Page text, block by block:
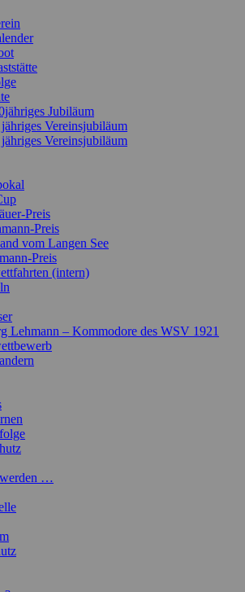
Jubiläum
Vereinsjubiläum
Vereinsjubiläum
Preis
Preis
vom Langen See
Preis
(intern)
Lehmann – Kommodore des WSV 1921
…